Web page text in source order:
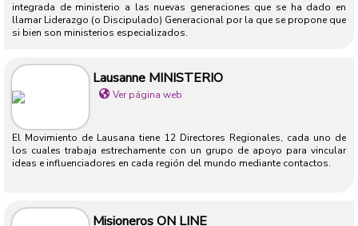
integrada de ministerio a las nuevas generaciones que se ha dado en
llamar Liderazgo (o Discipulado) Generacional por la que se propone que
si bien son ministerios especializados.
Lausanne MINISTERIO
Ver página web
El Movimiento de Lausana tiene 12 Directores Regionales, cada uno de
los cuales trabaja estrechamente con un grupo de apoyo para vincular
ideas e influenciadores en cada región del mundo mediante contactos.
Misioneros ON LINE